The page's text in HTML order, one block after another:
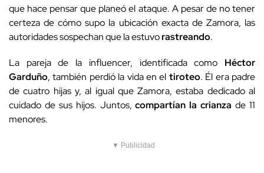
que hace pensar que planeó el ataque. A pesar de no tener
certeza de cómo supo la ubicación exacta de Zamora, las
autoridades sospechan que la estuvorastreando.
La pareja de la influencer, identificada como Héctor
Garduño, también perdió la vida en el tiroteo. Él era padre
de cuatro hijas y, al igual que Zamora, estaba dedicado al
cuidado de sus hijos. Juntos,compartían la crianza de 11
menores.
▼ Publicidad